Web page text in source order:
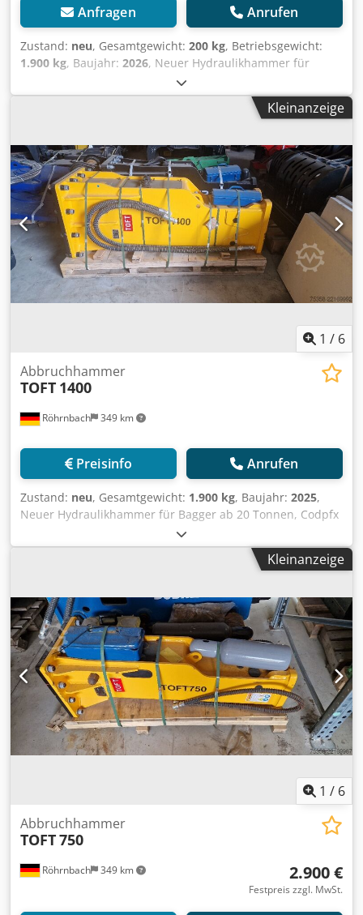
Anfragen Anrufen
Zustand: neu, Gesamtgewicht: 200 kg, Betriebsgewicht:
1.900 kg, Baujahr: 2026, Neuer Hydraulikhammer für
Bagger ab 20 Tonnen, Befüllset Codpfezghb Tox Aqwsrf
Kleinanzeige
1 / 6
Röhrnbach 349 km
Abbruchhammer
TOFT 1400
Preisinfo Anrufen
Zustand: neu, Gesamtgewicht: 1.900 kg, Baujahr: 2025,
Neuer Hydraulikhammer für Bagger ab 20 Tonnen, Codpfx
Aozfwpkeqworf incl. Befüllset und 2 Meißel,
Kleinanzeige
1 / 6
Röhrnbach 349 km
Abbruchhammer
TOFT750
2.900 €
Festpreis zzgl. MwSt.